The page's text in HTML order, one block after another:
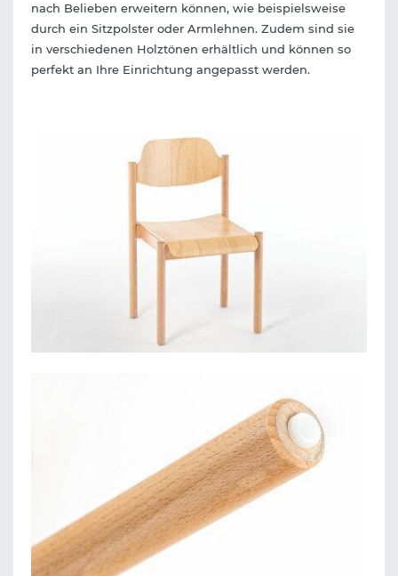
nach Belieben erweitern können, wie beispielsweise
durch ein Sitzpolster oder Armlehnen. Zudem sind sie
in verschiedenen Holztönen erhältlich und können so
perfekt an Ihre Einrichtung angepasst werden.